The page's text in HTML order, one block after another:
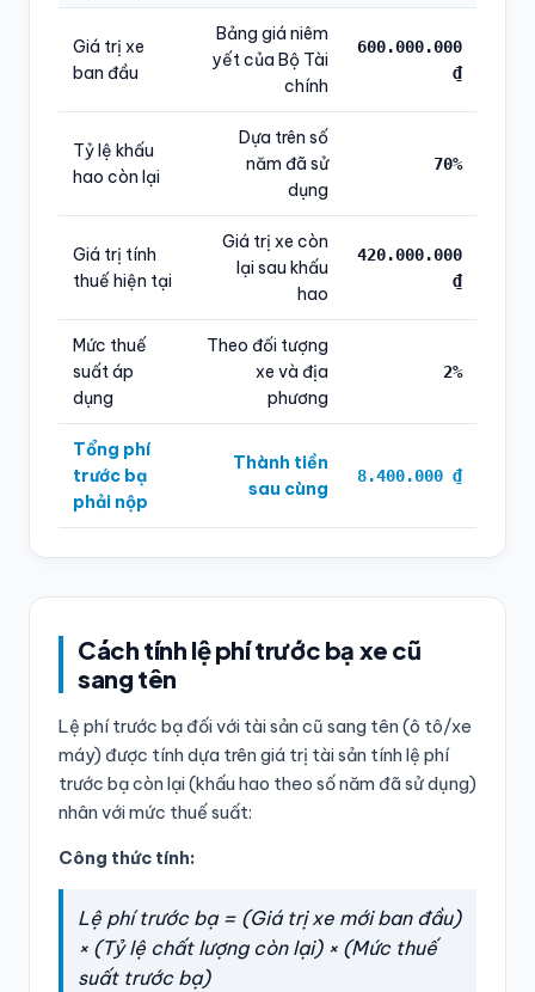
Giá trị xe
ban đầu
Bảng giá niêm
yết của Bộ Tài
chính
600.000.000
₫
Tỷ lệ khấu
hao còn lại
Dựa trên số
năm đã sử
dụng
70%
Giá trị tính
thuế hiện tại
Giá trị xe còn
lại sau khấu
hao
420.000.000
₫
Mức thuế
suất áp
dụng
Theo đối tượng
xe và địa
phương
2%
Tổng phí
trước bạ
phải nộp
Thành tiền
sau cùng
8.400.000 ₫
Cách tính lệ phí trước bạ xe cũ
sang tên
Lệ phí trước bạ đối với tài sản cũ sang tên (ô tô/xe
máy) được tính dựa trên giá trị tài sản tính lệ phí
trước bạ còn lại (khấu hao theo số năm đã sử dụng)
nhân với mức thuế suất:
Công thức tính:
Lệ phí trước bạ = (Giá trị xe mới ban đầu)
× (Tỷ lệ chất lượng còn lại) × (Mức thuế
suất trước bạ)